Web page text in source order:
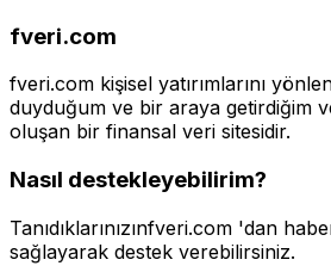
fveri.com
fveri.com kişisel yatırımlarını
duyduğum ve bir araya getirdiğim
oluşan bir finansal veri sitesidir.
Nasıl destekleyebilirim?
Tanıdıklarınızınfveri.com 'dan
sağlayarak destek verebilirsiniz.